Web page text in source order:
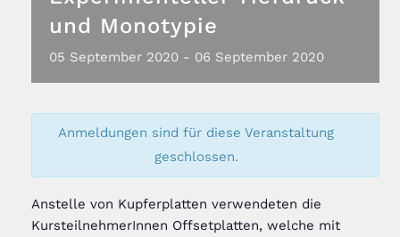
und Monotypie
05 September 2020 - 06 September 2020
Anmeldungen sind für diese Veranstaltung
geschlossen.
Anstelle von Kupferplatten verwendeten die
KursteilnehmerInnen Offsetplatten, welche mit